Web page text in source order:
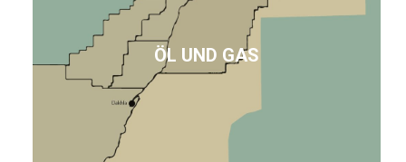
ÖL UND GAS